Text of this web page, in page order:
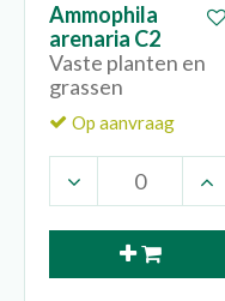
Ammophila
arenaria C2
Vaste planten en
grassen
Op aanvraag